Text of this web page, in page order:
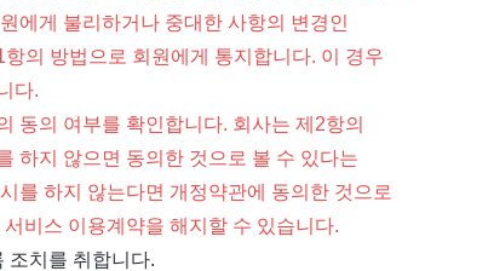
에게 불리하거나 중대한 사항의 변경인
의 방법으로 회원에게 통지합니다. 이 경우
다.
동의 여부를 확인합니다. 회사는 제2항의
하지 않으면 동의한 것으로 볼 수 있다는
를 하지 않는다면 개정약관에 동의한 것으로
비스 이용계약을 해지할 수 있습니다.
조치를 취합니다.